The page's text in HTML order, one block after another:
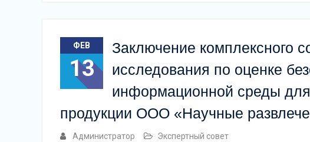
ФЕВ
13
Заключение комплексного
исследования по оценке
информационной среды для
продукции ООО «Научные
Администратор Экспертный совет